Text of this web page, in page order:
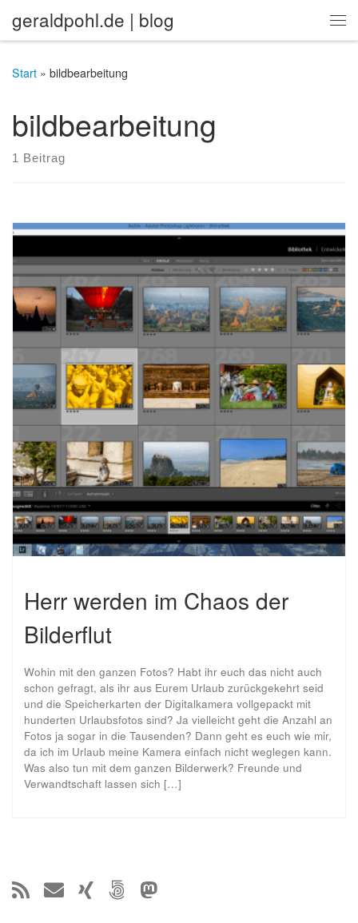
Zum Inhalt springen
geraldpohl.de | blog
Start » bildbearbeitung
bildbearbeitung
1 Beitrag
Herr werden im Chaos der
Bilderflut
Wohin mit den ganzen Fotos? Habt ihr euch das nicht auch
schon gefragt, als ihr aus Eurem Urlaub zurückgekehrt seid
und die Speicherkarten der Digitalkamera vollgepackt mit
hunderten Urlaubsfotos sind? Ja vielleicht geht die Anzahl an
Fotos ja sogar in die Tausenden? Dann geht es euch wie mir,
da ich im Urlaub meine Kamera einfach nicht weglegen kann.
Was also tun mit dem ganzen Bilderwerk? Freunde und
Verwandtschaft lassen sich […]